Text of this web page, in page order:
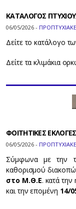
ΚΑΤΑΛΟΓΟΣ
06/05/2026 -
Δείτε το κατάλογο
Δείτε τα κλιμάκια
ΦΟΙΤΗΤΙΚΕΣ
06/05/2026 -
Σύμφωνα με την
καθορισμού
στο Μ.Θ.Ε. κατά
και την επομένη 14/